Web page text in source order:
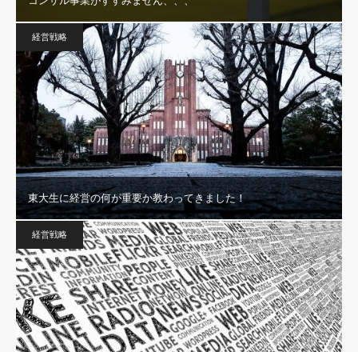
経営戦略
東大生に経営の何が重要か教わってきました！
経営戦略